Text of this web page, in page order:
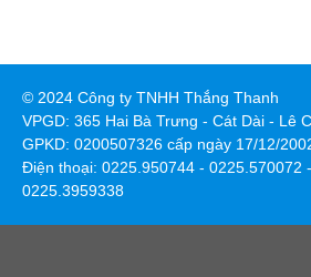
© 2024 Công ty TNHH Thắng Thanh
VPGD: 365 Hai Bà Trưng - Cát Dài - Lê
GPKD: 0200507326 cấp ngày 17/12/
Điện thoại: 0225.950744 - 0225.570072
0225.3959338